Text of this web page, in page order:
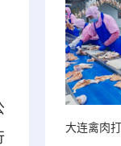
大连禽肉